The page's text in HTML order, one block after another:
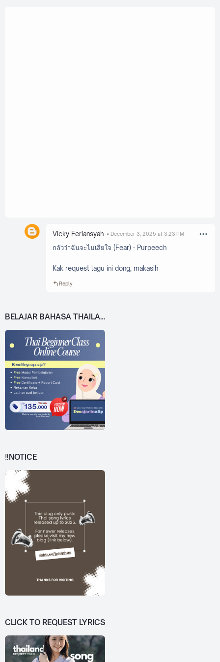
Vicky Feriansyah December 3, 2025 at 3:23 PM
กลัวว่าฉันจะไม่เสียใจ (Fear) - Purpeech
Kak request lagu ini dong, makasih
Reply
BELAJAR BAHASA THAILAND DARI 0!
‼️NOTICE
CLICK TO REQUEST LYRICS